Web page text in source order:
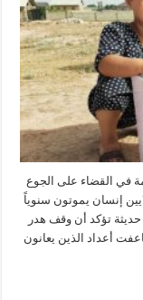
في القضاء على الجوع
مثل “المليار وجبة” أول الغيث 9 ملايين إنسان يموتون سنوياً
تؤكد أن وقف هدر
يقضي على الجوع عالمياً جائحة كوفيد 19 ضاعفت أعداد الذين يعانون